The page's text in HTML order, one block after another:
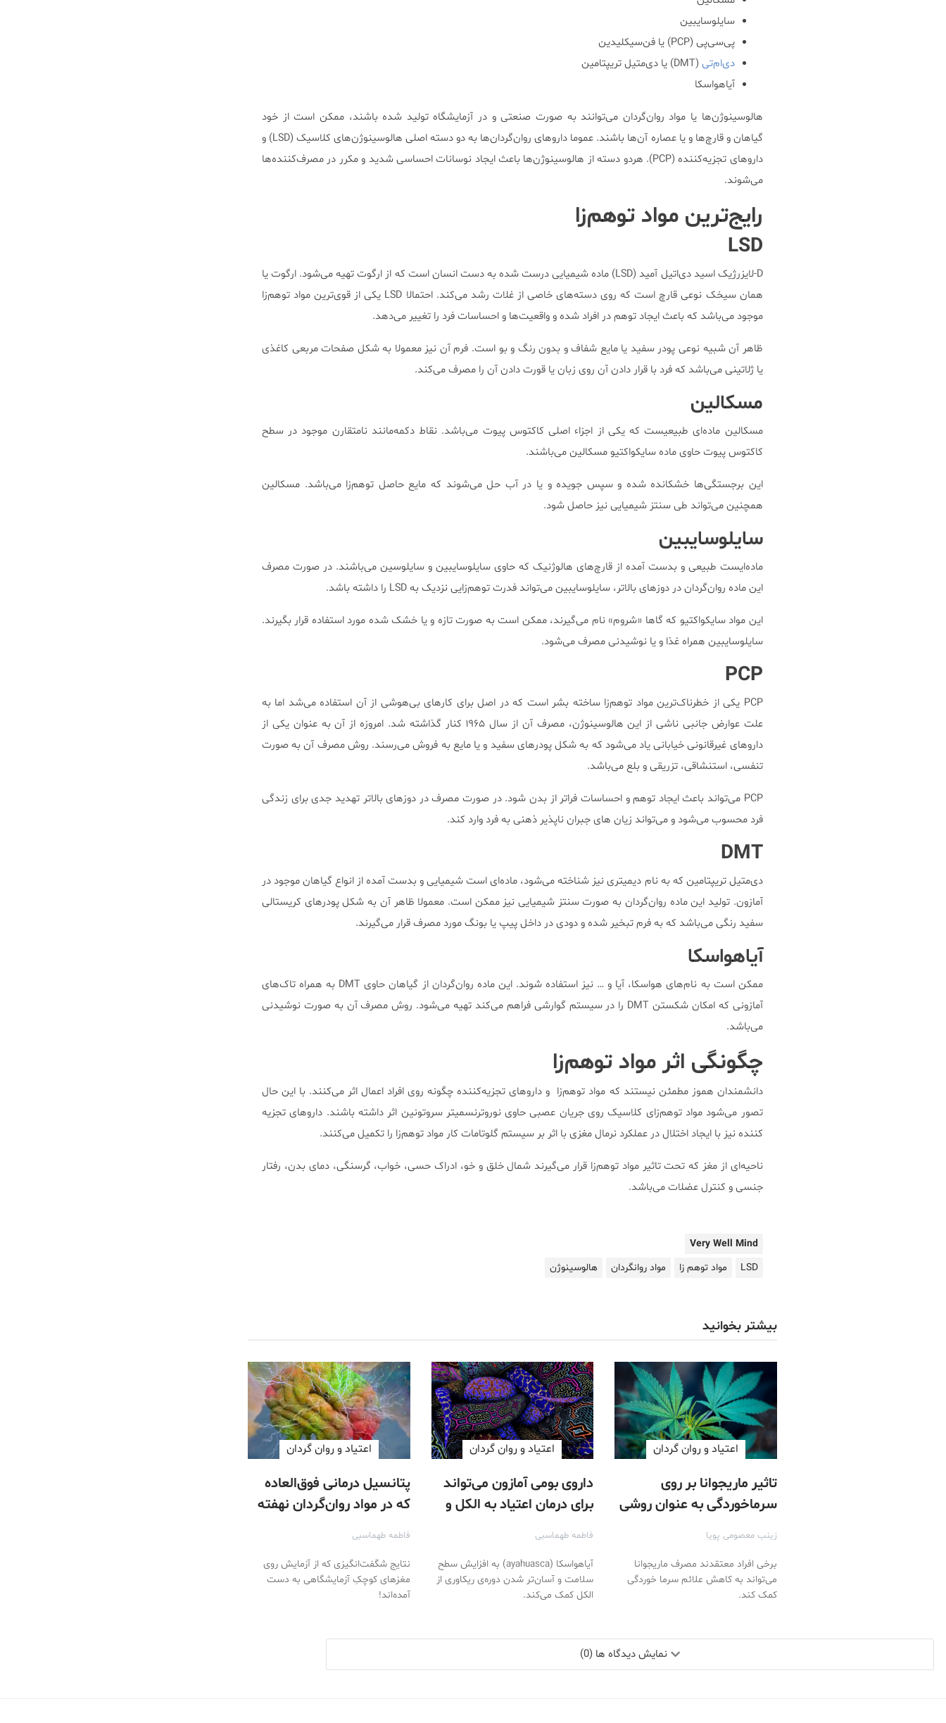
سایلوسایبین
پی‌سی‌پی (PCP) یا فن‌سیکلیدین
دی‌ام‌تی (DMT) یا دی‌متیل تریپتامین
آیاهواسکا
هالوسینوژن‌ها یا مواد روان‌گردان می‌توانند به صورت صنعتی و در آزمایشگاه تولید شده باشند، ممکن است از خود
گیاهان و قارچ‌ها و یا عصاره آن‌ها باشند. عموما دارو‌های روان‌گردان‌ها به دو دسته اصلی هالوسینوژن‌های کلاسیک (LSD) و
دارو‌های تجزیه‌کننده (PCP). هردو دسته از هالوسینوژن‌ها باعث ایجاد نوسانات احساسی شدید و مکرر در مصرف‌کننده‌ها
می‌شوند.
رایج‌ترین مواد توهم‌زا
LSD
D-لایزرژیک اسید دی‌اتیل آمید (LSD) ماده شیمیایی درست شده به دست انسان است که از ارگوت تهیه می‌شود. ارگوت یا
همان سیخک نوعی قارچ است که روی دسته‌های خاصی از غلات رشد می‌کند. احتمالا LSD یکی از قوی‌ترین مواد توهم‌زا
موجود می‌باشد که باعث ایجاد توهم در افراد شده و واقعیت‌ها و احساسات فرد را تغییر می‌دهد.
ظاهر آن شبیه نوعی پودر سفید یا مایع شفاف و بدون رنگ و بو است. فرم آن نیز معمولا به شکل صفحات مربعی کاغذی
یا ژلاتینی می‌باشد که فرد با قرار دادن آن روی زبان یا قورت دادن آن را مصرف می‌کند.
مسکالین
مسکالین ماده‌ای طبیعیست که یکی از اجزاء اصلی کاکتوس پیوت می‌باشد. نقاط دکمه‌مانند نامتقارن موجود در سطح
کاکتوس پیوت حاوی ماده سایکواکتیو مسکالین می‌باشند.
این برجستگی‌ها خشکانده شده و سپس جویده و یا در آب حل می‌شوند که مایع حاصل توهم‌زا می‌باشد. مسکالین
همچنین می‌تواند طی سنتز شیمیایی نیز حاصل شود.
سایلوسایبین
ماده‌ایست طبیعی و بدست آمده از قارچ‌های هالوژنیک که حاوی سایلوسایبین و سایلوسین می‌باشند. در صورت مصرف
این ماده روان‌گردان در دوز‌های بالاتر، سایلوسایبین می‌تواند فدرت توهم‌زایی نزدیک به LSD را داشته باشد.
این مواد سایکواکتیو که گاها «شروم» نام می‌گیرند، ممکن است به صورت تازه و یا خشک شده مورد استفاده قرار بگیرند.
سایلوسایبین همراه غذا و یا نوشیدنی مصرف می‌شود.
PCP
PCP یکی از خطرناک‌ترین مواد توهم‌زا ساخته بشر است که در اصل برای کار‌های بی‌هوشی از آن استفاده می‌شد اما به
علت عوارض جانبی ناشی از این هالوسینوژن، مصرف آن از سال ۱۹۶۵ کنار گذاشته شد. امروزه از آن به عنوان یکی از
دارو‌های غیرقانونی خیابانی یاد می‌شود که به شکل پودر‌های سفید و یا مایع به فروش می‌رسند. روش مصرف آن به صورت
تنفسی، استنشاقی، تزریقی و بلع می‌باشد.
PCP می‌تواند باعث ایجاد توهم و احساسات فراتر از بدن شود. در صورت مصرف در دوز‌های بالاتر تهدید جدی برای زندگی
فرد محسوب می‌شود و می‌تواند زیان های جبران ناپذیر ذهنی به فرد وارد کند.
DMT
دی‌متیل تریپتامین که به نام دیمیتری نیز شناخته می‌شود، ماده‌ای است شیمیایی و بدست آمده از انواع گیاهان موجود در
آمازون. تولید این ماده روان‌گردان به صورت سنتز شیمیایی نیز ممکن است. معمولا ظاهر آن به شکل پودر‌های کریستالی
سفید رنگی می‌باشد که به فرم تبخیر شده و دودی در داخل پیپ یا بونگ مورد مصرف قرار می‌گیرند.
آیاهواسکا
ممکن است به نام‌های هواسکا، آیا و … نیز استفاده شوند. این ماده روان‌گردان از گیاهان حاوی DMT به همراه تاک‌های
آمازونی که امکان شکستن DMT را در سیستم گوارشی فراهم می‌کند تهیه می‌شود. روش مصرف آن به صورت نوشیدنی
می‌باشد.
چگونگی اثر مواد توهم‌زا
دانشمندان هموز مطمئن نیستند که مواد توهم‌زا و دارو‌های تجزیه‌کننده چگونه روی افراد اعمال اثر می‌کنند. با این حال
تصور می‌شود مواد توهم‌زای کلاسیک روی جریان عصبی حاوی نوروترنسمیتر سروتونین اثر داشته باشند. دارو‌های تجزیه
کننده نیز با ایجاد اختلال در عملکرد نرمال مغزی با اثر بر سیستم گلوتامات کار مواد توهم‌زا را تکمیل می‌کنند.
ناحیه‌ای از مغز که تحت تاثیر مواد توهم‌زا قرار می‌گیرند شمال خلق و خو، ادراک حسی، خواب، گرسنگی، دمای بدن، رفتار
جنسی و کنترل عضلات می‌باشد.
Very Well Mind
LSD
مواد توهم زا مواد روانگردان هالوسینوژن
بیشتر بخوانید
اعتیاد و روان گردان
تاثیر ماریجوانا بر روی
سرماخوردگی به عنوان روشی
زینب معصومی پویا
برخی افراد معتقدند مصرف ماریجوانا
می‌تواند به کاهش علائم سرما خوردگی
کمک کند.
اعتیاد و روان گردان
داروی بومی آمازون می‌تواند
برای درمان اعتیاد به الکل و
فاطمه طهماسبی
آیاهواسکا (ayahuasca) به افزایش سطح
سلامت و آسان‌تر شدن دوره‌ی ریکاوری از
الکل کمک می‌کند.
اعتیاد و روان گردان
پتانسیل درمانی فوق‌العاده
که در مواد روان‌گردان نهفته
فاطمه طهماسبی
نتایج شگفت‌انگیزی که از آزمایش‌ روی
مغزهای کوچکِ آزمایشگاهی به دست
آمده‌اند!
نمایش دیدگاه ها (0)